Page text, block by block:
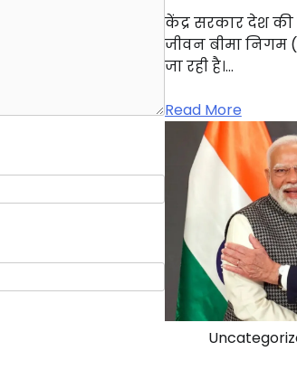
केंद्र सरकार देश की
जीवन बीमा निगम
जा रही है।…
Read More